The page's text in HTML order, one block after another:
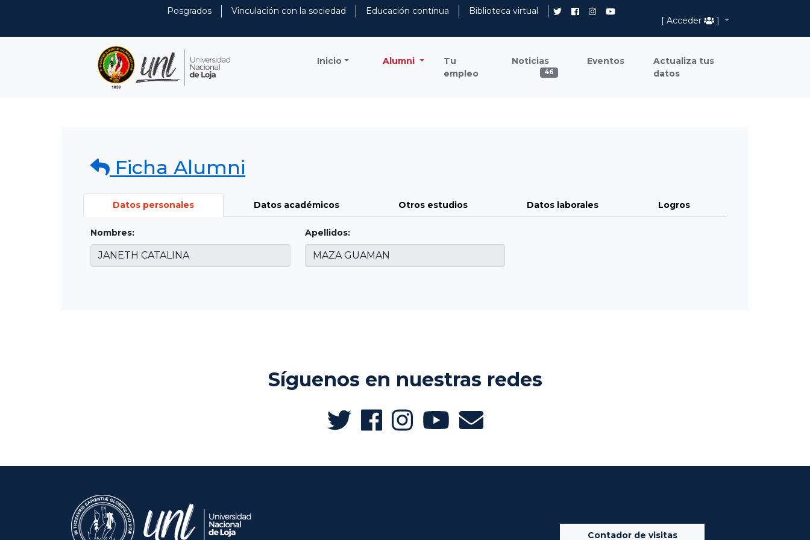
Posgrados Vinculación con la sociedad Educación contínua
Biblioteca virtual
[ Acceder
]
Inicio Alumni
Tu
empleo
Noticias
46
Eventos
Actualiza tus
datos
Ficha Alumni
Datos personales Datos académicos Otros estudios Datos laborales Logros
Nombres: Apellidos:
Síguenos en nuestras redes
Contador de visitas